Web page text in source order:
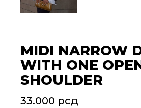
MIDI NARROW
WITH ONE
SHOULDER
33.000 рсд